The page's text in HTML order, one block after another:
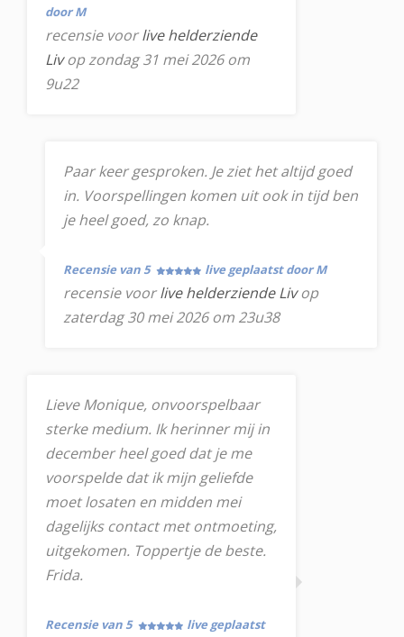
door M
recensie voorlive helderziende
Livop zondag 31 mei 2026 om
9u22
Paar keer gesproken. Je ziet het altijd goed
in. Voorspellingen komen uit ook in tijd ben
je heel goed, zo knap.
Recensie van 5 live geplaatst door M
recensie voorlive helderziende Livop
zaterdag 30 mei 2026 om 23u38
Lieve Monique, onvoorspelbaar
sterke medium. Ik herinner mij in
december heel goed dat je me
voorspelde dat ik mijn geliefde
moet losaten en midden mei
dagelijks contact met ontmoeting,
uitgekomen. Toppertje de beste.
Frida.
Recensie van 5
live geplaatst